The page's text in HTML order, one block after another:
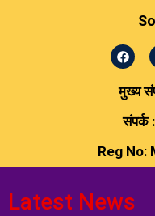
मुख्य
Reg No:
Latest News